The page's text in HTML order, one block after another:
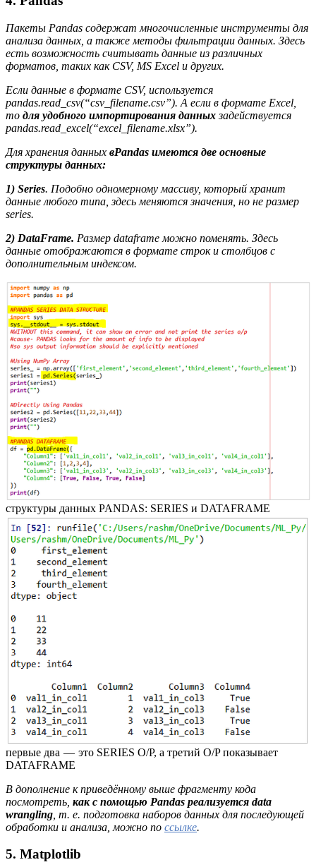
Пакеты Pandas содержат многочисленные инструменты для
анализа данных, а также методы фильтрации данных. Здесь
есть возможность считывать данные из различных
форматов, таких как CSV, MS Excel и других.
Если данные в формате CSV, используется
pandas.read_csv(“csv_filename.csv”). А если в формате Excel,
то для удобного импортирования данныхзадействуется
pandas.read_excel(“excel_filename.xlsx”).
Для хранения данных вPandas имеются две основные
структуры данных:
1) Series. Подобно одномерному массиву, который хранит
данные любого типа, здесь меняются значения, но не размер
series.
2) DataFrame. Размер dataframe можно поменять. Здесь
данные отображаются в формате строк и столбцов с
дополнительным индексом.
структуры данных PANDAS: SERIES и DATAFRAME
первые два — это SERIES O/P, а третий O/P показывает
DATAFRAME
В дополнение к приведённому выше фрагменту кода
посмотреть, как с помощью Pandas реализуется data
wrangling , т. е. подготовка наборов данных для последующей
обработки и анализа, можно по ссылке.
5. Matplotlib